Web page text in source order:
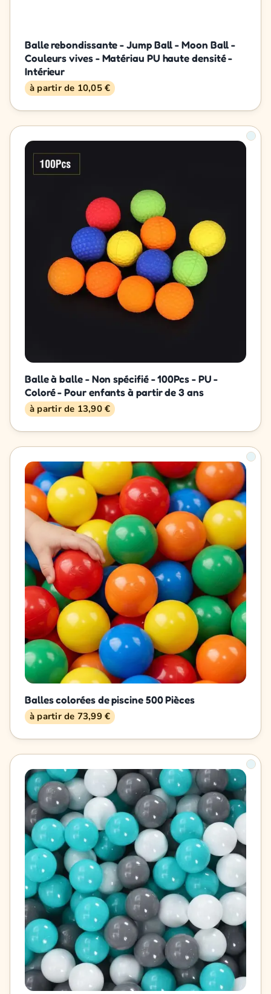
Balle rebondissante - Jump Ball - Moon Ball -
Couleurs vives - Matériau PU haute densité -
Intérieur
à partir de 10,05 €
Balle à balle - Non spécifié - 100Pcs - PU -
Coloré - Pour enfants à partir de 3 ans
à partir de 13,90 €
Balles colorées de piscine 500 Pièces
à partir de 73,99 €